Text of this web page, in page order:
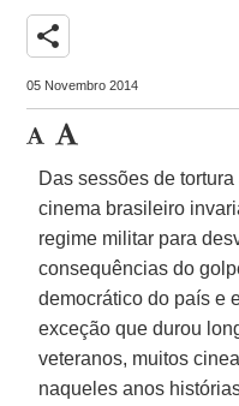
share
05 Novembro 2014
Das sessões de
cinema brasileiro
regime militar para
consequências do
democrático do país e
exceção que durou
veteranos, muitos
naqueles anos